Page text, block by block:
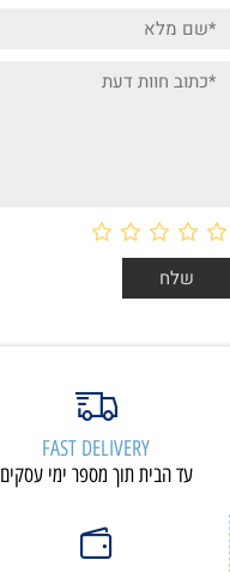
FAST DELIVERY
עד הבית תוך מספר ימי עסקים